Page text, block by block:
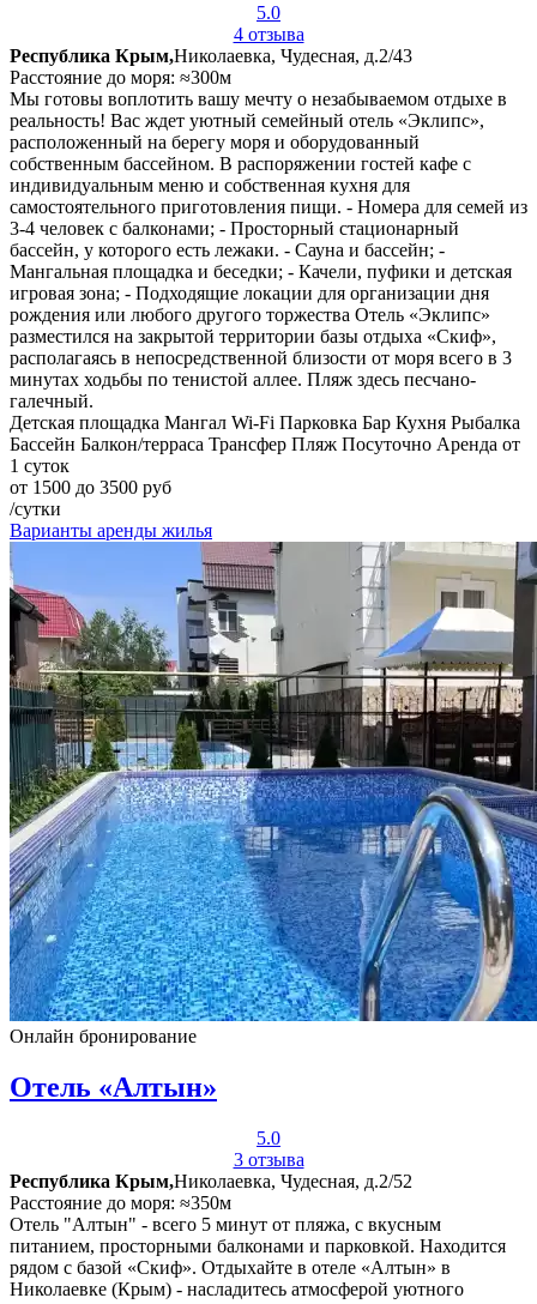
5.0
4 отзыва
Республика Крым,Николаевка, Чудесная, д.2/43
Расстояние до моря: ≈300м
Мы готовы воплотить вашу мечту о незабываемом отдыхе в
реальность! Вас ждет уютный семейный отель «Эклипс»,
расположенный на берегу моря и оборудованный
собственным бассейном. В распоряжении гостей кафе с
индивидуальным меню и собственная кухня для
самостоятельного приготовления пищи. - Номера для семей из
3-4 человек с балконами; - Просторный стационарный
бассейн, у которого есть лежаки. - Сауна и бассейн; -
Мангальная площадка и беседки; - Качели, пуфики и детская
игровая зона; - Подходящие локации для организации дня
рождения или любого другого торжества Отель «Эклипс»
разместился на закрытой территории базы отдыха «Скиф»,
располагаясь в непосредственной близости от моря всего в 3
минутах ходьбы по тенистой аллее. Пляж здесь песчано-
галечный.
Детская площадка Мангал Wi-Fi Парковка Бар Кухня Рыбалка
Бассейн Балкон/терраса Трансфер Пляж Посуточно Аренда от
1 суток
от 1500 до 3500 руб
/сутки
Варианты аренды жилья
Онлайн бронирование
Отель «Алтын»
5.0
3 отзыва
Республика Крым,Николаевка, Чудесная, д.2/52
Расстояние до моря: ≈350м
Отель "Алтын" - всего 5 минут от пляжа, с вкусным
питанием, просторными балконами и парковкой. Находится
рядом с базой «Скиф». Отдыхайте в отеле «Алтын» в
Николаевке (Крым) - насладитесь атмосферой уютного